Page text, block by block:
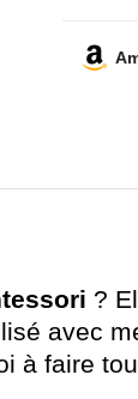
?
avec
à faire